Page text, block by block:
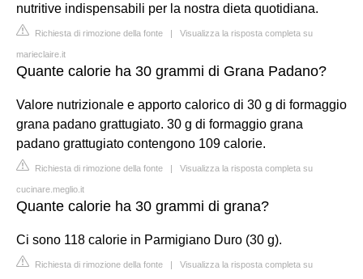
nutritive indispensabili per la nostra dieta quotidiana.
Richiesta di rimozione della fonte | Visualizza la risposta completa su
marieclaire.it
Quante calorie ha 30 grammi di Grana Padano?
Valore nutrizionale e apporto calorico di 30 g di formaggio
grana padano grattugiato. 30 g di formaggio grana
padano grattugiato contengono 109 calorie.
Richiesta di rimozione della fonte | Visualizza la risposta completa su
cucinare.meglio.it
Quante calorie ha 30 grammi di grana?
Ci sono 118 calorie in Parmigiano Duro (30 g).
Richiesta di rimozione della fonte | Visualizza la risposta completa su